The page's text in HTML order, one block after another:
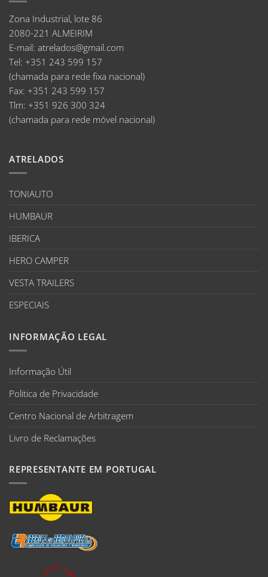
Zona Industrial, lote 86
2080-221 ALMEIRIM
E-mail: atrelados@gmail.com
Tel: +351 243 599 157
(chamada para rede fixa nacional)
Fax: +351 243 599 157
Tlm: +351 926 300 324
(chamada para rede móvel nacional)
ATRELADOS
TONIAUTO
HUMBAUR
IBERICA
HERO CAMPER
VESTA TRAILERS
ESPECIAIS
INFORMAÇÃO LEGAL
Informação Útil
Politica de Privacidade
Centro Nacional de Arbitragem
Livro de Reclamações
REPRESENTANTE EM PORTUGAL